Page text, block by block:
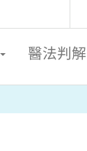
醫法判解